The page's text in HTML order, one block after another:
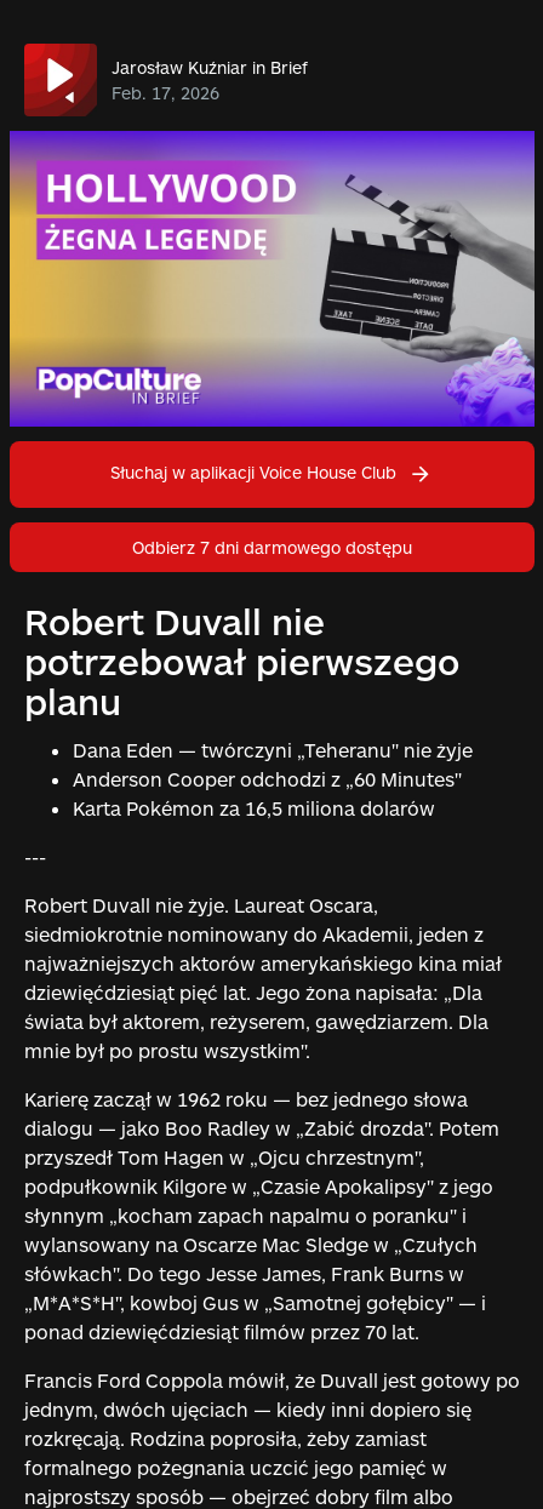
Jarosław Kuźniar in Brief
Feb. 17, 2026
Słuchaj w aplikacji Voice House Club
Odbierz 7 dni darmowego dostępu
Robert Duvall nie
potrzebował pierwszego
planu
Dana Eden — twórczyni „Teheranu" nie żyje
Anderson Cooper odchodzi z „60 Minutes"
Karta Pokémon za 16,5 miliona dolarów
---
Robert Duvall nie żyje. Laureat Oscara,
siedmiokrotnie nominowany do Akademii, jeden z
najważniejszych aktorów amerykańskiego kina miał
dziewięćdziesiąt pięć lat. Jego żona napisała: „Dla
świata był aktorem, reżyserem, gawędziarzem. Dla
mnie był po prostu wszystkim".
Karierę zaczął w 1962 roku — bez jednego słowa
dialogu — jako Boo Radley w „Zabić drozda". Potem
przyszedł Tom Hagen w „Ojcu chrzestnym",
podpułkownik Kilgore w „Czasie Apokalipsy" z jego
słynnym „kocham zapach napalmu o poranku" i
wylansowany na Oscarze Mac Sledge w „Czułych
słówkach". Do tego Jesse James, Frank Burns w
„M*A*S*H", kowboj Gus w „Samotnej gołębicy" — i
ponad dziewięćdziesiąt filmów przez 70 lat.
Francis Ford Coppola mówił, że Duvall jest gotowy po
jednym, dwóch ujęciach — kiedy inni dopiero się
rozkręcają. Rodzina poprosiła, żeby zamiast
formalnego pożegnania uczcić jego pamięć w
najprostszy sposób — obejrzeć dobry film albo